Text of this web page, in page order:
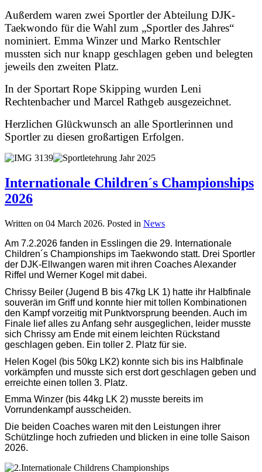
Außerdem waren zwei Sportler der Abteilung DJK-
Taekwondo für die Wahl zum „Sportler des Jahres“
nominiert. Emma Winzer und Marko Rentschler
mussten sich nur knapp geschlagen geben und belegten
jeweils den zweiten Platz.
In der Sportart Rope Skipping wurden Leni
Rechtenbacher und Marcel Rathgeb ausgezeichnet.
Herzlichen Glückwunsch an alle Sportlerinnen und
Sportler zu diesen großartigen Erfolgen.
Internationale Children´s Championships
2026
Written on 04 March 2026. Posted in News
Am 7.2.2026 fanden in Esslingen die 29. Internationale
Children´s Championships im Taekwondo statt. Drei Sportler
der DJK-Ellwangen waren mit ihren Coaches Alexander
Riffel und Werner Kogel mit dabei.
Chrissy Beiler (Jugend B bis 47kg LK 1) hatte ihr Halbfinale
souverän im Griff und konnte hier mit tollen Kombinationen
den Kampf vorzeitig mit Punktvorsprung beenden. Auch im
Finale lief alles zu Anfang sehr ausgeglichen, leider musste
sich Chrissy am Ende mit einem leichten Rückstand
geschlagen geben. Ein toller 2. Platz für sie.
Helen Kogel (bis 50kg LK2) konnte sich bis ins Halbfinale
vorkämpfen und musste sich erst dort geschlagen geben und
erreichte einen tollen 3. Platz.
Emma Winzer (bis 44kg LK 2) musste bereits im
Vorrundenkampf ausscheiden.
Die beiden Coaches waren mit den Leistungen ihrer
Schützlinge hoch zufrieden und blicken in eine tolle Saison
2026.